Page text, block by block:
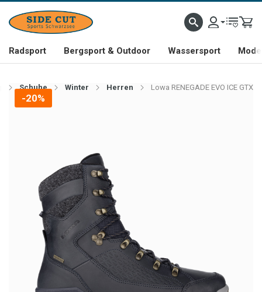
Radsport Bergsport & Outdoor Wassersport
Schuhe Winter Herren Lowa RENEGADE EVO ICE GTX
-20%